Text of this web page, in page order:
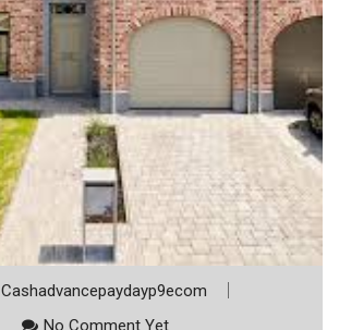
Cashadvancepaydayp9ecom
No Comment Yet